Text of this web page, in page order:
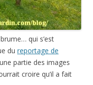
qui s’est
du reportage de
partie des images
croire qu’il a fait